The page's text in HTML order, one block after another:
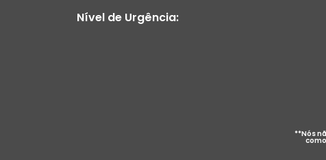
Nível de Urgência:
**Nós